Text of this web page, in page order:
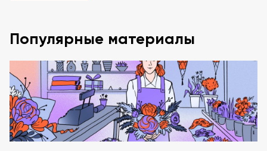
Популярные материалы